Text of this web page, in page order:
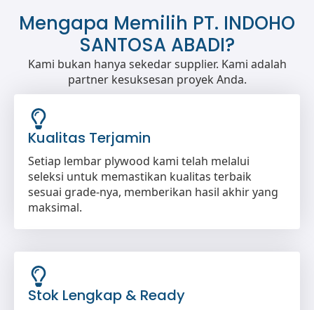
Mengapa Memilih PT. INDOHO
SANTOSA ABADI?
Kami bukan hanya sekedar supplier. Kami adalah
partner kesuksesan proyek Anda.
Kualitas Terjamin
Setiap lembar plywood kami telah melalui
seleksi untuk memastikan kualitas terbaik
sesuai grade-nya, memberikan hasil akhir yang
maksimal.
Stok Lengkap & Ready